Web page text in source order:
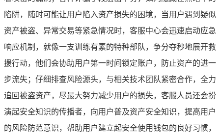
陷阱，随时可能让用户陷入资产损失的困境，当用户遇到疑似
资产被盗、异常交易等紧急情况时，客服中心会迅速启动应急
响应机制，就像一支训练有素的特种部队，争分夺秒地展开救
援行动，他们会协助用户第一时间锁定账户，防止资产的进一
步流失；仔细排查风险源头，与相关技术团队紧密合作，全力
追回被盗资产，尽最大努力减少用户的损失，客服人员还会扮
演起安全知识的传播者，向用户普及资产安全知识，提高用户
的风险防范意识，帮助用户建立起安全使用钱包的良好习惯，